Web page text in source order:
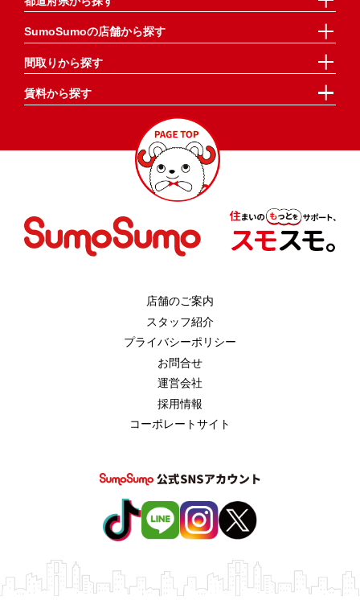
SumoSumoの店舗から探す
間取りから探す
賃料から探す
店舗のご案内
スタッフ紹介
プライバシーポリシー
お問合せ
運営会社
採用情報
コーポレートサイト